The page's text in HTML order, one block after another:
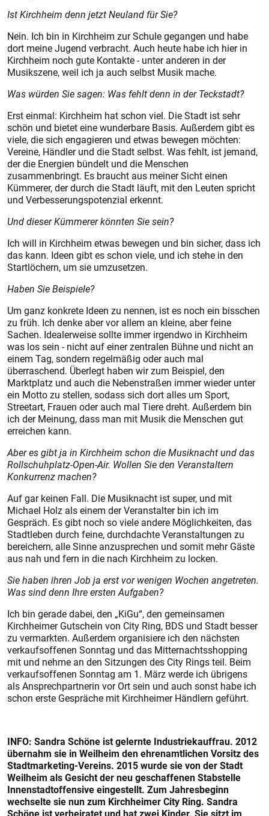
Ist Kirchheim denn jetzt Neuland für Sie?
Nein. Ich bin in Kirchheim zur Schule gegangen und habe
dort meine Jugend verbracht. Auch heute habe ich hier in
Kirchheim noch gute Kontakte - unter anderen in der
Musikszene, weil ich ja auch selbst Musik mache.
Was würden Sie sagen: Was fehlt denn in der Teckstadt?
Erst einmal: Kirchheim hat schon viel. Die Stadt ist sehr
schön und bietet eine wunderbare Basis. Außerdem gibt es
viele, die sich engagieren und etwas bewegen möchten:
Vereine, Händler und die Stadt selbst. Was fehlt, ist jemand,
der die Energien bündelt und die Menschen
zusammenbringt. Es braucht aus meiner Sicht einen
Kümmerer, der durch die Stadt läuft, mit den Leuten spricht
und Verbesserungspotenzial erkennt.
Und dieser Kümmerer könnten Sie sein?
Ich will in Kirchheim etwas bewegen und bin sicher, dass ich
das kann. Ideen gibt es schon viele, und ich stehe in den
Startlöchern, um sie umzusetzen.
Haben Sie Beispiele?
Um ganz konkrete Ideen zu nennen, ist es noch ein bisschen
zu früh. Ich denke aber vor allem an kleine, aber feine
Sachen. Idealerweise sollte immer irgendwo in Kirchheim
was los sein - nicht auf einer zentralen Bühne und nicht an
einem Tag, sondern regelmäßig oder auch mal
überraschend. Überlegt haben wir zum Beispiel, den
Marktplatz und auch die Nebenstraßen immer wieder unter
ein Motto zu stellen, sodass sich dort alles um Sport,
Streetart, Frauen oder auch mal Tiere dreht. Außerdem bin
ich der Meinung, dass man mit Musik die Menschen gut
erreichen kann.
Aber es gibt ja in Kirchheim schon die Musiknacht und das
Rollschuhplatz-Open-Air. Wollen Sie den Veranstaltern
Konkurrenz machen?
Auf gar keinen Fall. Die Musiknacht ist super, und mit
Michael Holz als einem der Veranstalter bin ich im
Gespräch. Es gibt noch so viele andere Möglichkeiten, das
Stadtleben durch feine, durchdachte Veranstaltungen zu
bereichern, alle Sinne anzusprechen und somit mehr Gäste
aus nah und fern in die nach Kirchheim zu locken.
Sie haben ihren Job ja erst vor wenigen Wochen angetreten.
Was sind denn Ihre ersten Aufgaben?
Ich bin gerade dabei, den „KiGu“, den gemeinsamen
Kirchheimer Gutschein von City Ring, BDS und Stadt besser
zu vermarkten. Außerdem organisiere ich den nächsten
verkaufsoffenen Sonntag und das Mitternachtsshopping
mit und nehme an den Sitzungen des City Rings teil. Beim
verkaufsoffenen Sonntag am 1. März werde ich übrigens
als Ansprechpartnerin vor Ort sein und auch sonst habe ich
schon erste Gespräche mit Kirchheimer Händlern geführt.
INFO: Sandra Schöne ist gelernte Industriekauffrau. 2012
übernahm sie in Weilheim den ehrenamtlichen Vorsitz des
Stadtmarketing-Vereins. 2015 wurde sie von der Stadt
Weilheim als Gesicht der neu geschaffenen Stabstelle
Innenstadtoffensive eingestellt. Zum Jahresbeginn
wechselte sie nun zum Kirchheimer City Ring. Sandra